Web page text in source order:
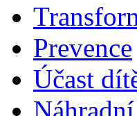
Prevence
Účast